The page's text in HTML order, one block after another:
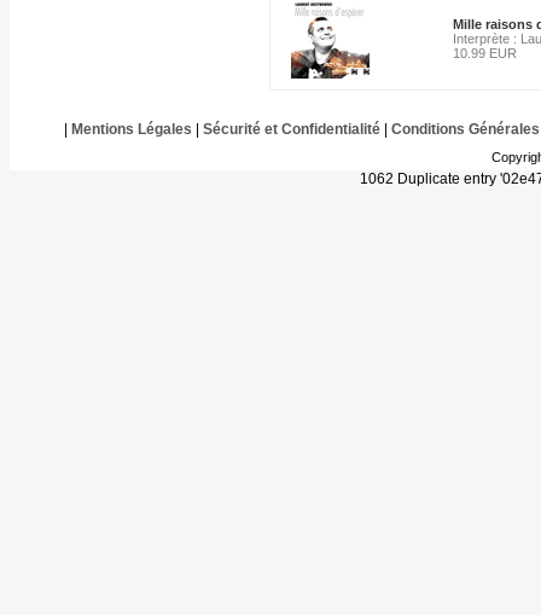
Mille raisons
Interprète :
10.99 EUR
Mentions Légales Sécurité et Confidentialité| Conditions Générales
1062 Duplicate entry